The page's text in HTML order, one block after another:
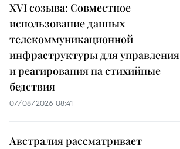
XVI созыва: Совместное
использование данных
телекоммуникационной
инфраструктуры для управления
и реагирования на стихийные
бедствия
07/08/2026 08:41
Австралия рассматривает